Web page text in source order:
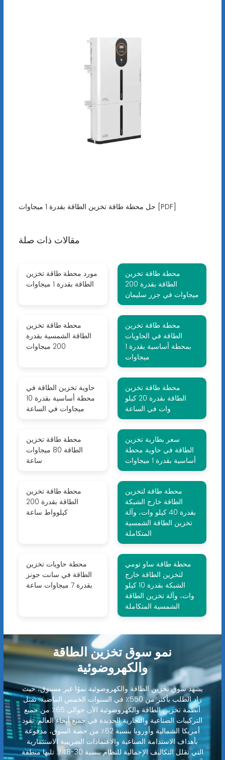
حل محطة طاقة تخزين الطاقة بقدرة 1 ميجاوات [PDF]
مقالات ذات صلة
مورد محطة طاقة تخزين
الطاقة بقدرة 1 ميجاوات
محطة طاقة تخزين
الطاقة بقدرة 200
ميجاوات في جزر سليمان
محطة طاقة تخزين
الطاقة الشمسية بقدرة
200 ميجاوات
محطة طاقة تخزين
الطاقة في الحاويات
بمحطة أساسية بقدرة 1
ميجاوات
حاوية تخزين الطاقة في
محطة أساسية بقدرة 10
ميجاوات في الساعة
محطة طاقة تخزين
الطاقة بقدرة 20 كيلو
وات في الساعة
محطة طاقة تخزين
الطاقة 80 ميجاوات
ساعة
سعر بطارية تخزين
الطاقة في حاوية محطة
أساسية بقدرة 1 ميجاوات
محطة طاقة تخزين
الطاقة بقدرة 200
كيلوواط ساعة
محطة طاقة لتخزين
الطاقة خارج الشبكة
بقدرة 40 كيلو وات، وآلة
تخزين الطاقة الشمسية
المتكاملة
محطة حاويات تخزين
الطاقة في سانت جونز
بقدرة 7 ميجاوات ساعة
محطة طاقة ساو تومي
لتخزين الطاقة خارج
الشبكة بقدرة 10 كيلو
وات، وآلة تخزين الطاقة
الشمسية المتكاملة
نمو سوق تخزين الطاقة
والكهروضوئية
يشهد سوق تخزين الطاقة والكهروضوئية نموًا غير مسبوق، حيث
زاد الطلب بأكثر من 550٪ في السنوات الخمس الماضية. تمثل
أنظمة تخزين الطاقة والكهروضوئية الآن حوالي 65٪ من جميع
التركيبات الصناعية والتجارية الجديدة في جميع أنحاء العالم. تقود
أمريكا الشمالية وأوروبا بنسبة 62٪ من حصة السوق، مدفوعة
بأهداف الاستدامة الصناعية والاعتمادات الضريبية الاستثمارية
التي تقلل التكاليف الإجمالية للنظام بنسبة 30-48٪. تليها منطقة